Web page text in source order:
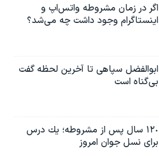
اگر در زمان مشروطه واتس‌اپ و
اینستاگرام وجود داشت چه مى‌شد؟
ابوالفضل سپاهی تا آخرین لحظه گفت
بی‌گناه است
١٢٠ سال پس از مشروطه؛ یك درس
براى نسل جوان امروز